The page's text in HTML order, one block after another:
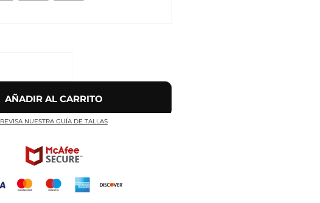
AÑADIR AL CARRITO
REVISA NUESTRA GUÍA DE TALLAS